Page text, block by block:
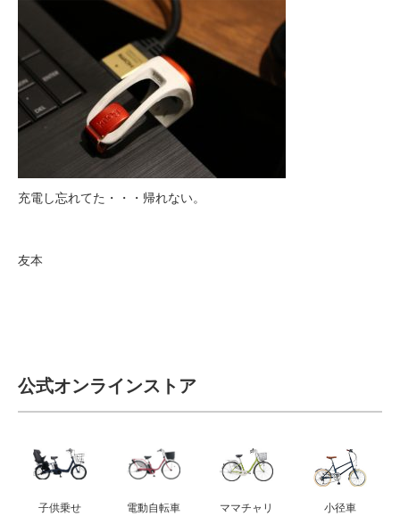
充電し忘れてた・・・帰れない。
友本
公式オンラインストア
子供乗せ 電動自転車 ママチャリ 小径車